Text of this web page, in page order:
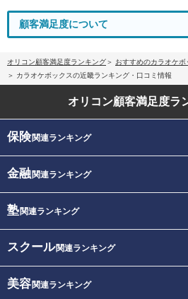
顧客満足度について
オリコン顧客満足度ランキング おすすめのカラオケ
カラオケボックスの近畿ランキング・口コミ情報
オリコン顧客満足度ラ
保険関連ランキング
金融関連ランキング
塾関連ランキング
スクール関連ランキング
美容関連ランキング